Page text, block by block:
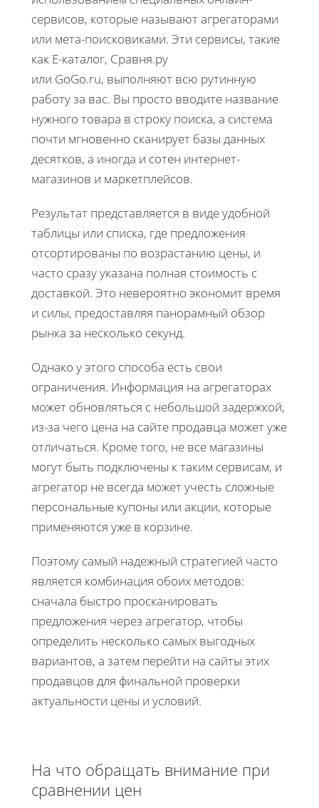
сервисов, которые называют агрегаторами
или мета-поисковиками. Эти сервисы, такие
как Е-каталог, Сравня.ру
или GoGo.ru, выполняют всю рутинную
работу за вас. Вы просто вводите название
нужного товара в строку поиска, а система
почти мгновенно сканирует базы данных
десятков, а иногда и сотен интернет-
магазинов и маркетплейсов.
Результат представляется в виде удобной
таблицы или списка, где предложения
отсортированы по возрастанию цены, и
часто сразу указана полная стоимость с
доставкой. Это невероятно экономит время
и силы, предоставляя панорамный обзор
рынка за несколько секунд.
Однако у этого способа есть свои
ограничения. Информация на агрегаторах
может обновляться с небольшой задержкой,
из-за чего цена на сайте продавца может уже
отличаться. Кроме того, не все магазины
могут быть подключены к таким сервисам, и
агрегатор не всегда может учесть сложные
персональные купоны или акции, которые
применяются уже в корзине.
Поэтому самый надежный стратегией часто
является комбинация обоих методов:
сначала быстро просканировать
предложения через агрегатор, чтобы
определить несколько самых выгодных
вариантов, а затем перейти на сайты этих
продавцов для финальной проверки
актуальности цены и условий.
На что обращать внимание при
сравнении цен